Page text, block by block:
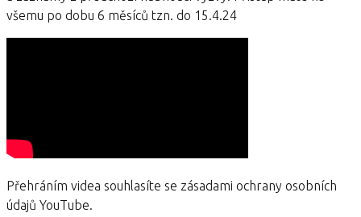
všemu po dobu 6 měsíců tzn. do 15.4.24
Přehráním videa souhlasíte se zásadami ochrany osobních
údajů YouTube.